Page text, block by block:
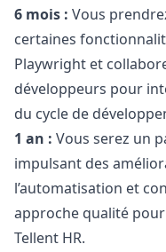
6 mois : Vous
certaines
Playwright et
développeurs pour
du cycle de
1 an : Vous serez un
impulsant des
l’automatisation et
approche qualité
Tellent HR.